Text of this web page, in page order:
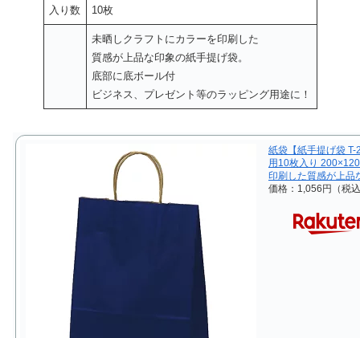
入り数 10枚
未晒しクラフトにカラーを印刷した
質感が上品な印象の紙手提げ袋。
底部に底ボール付
ビジネス、プレゼント等のラッピング用途に！
紙袋【紙手提げ袋
用10枚入り
印刷した質感が上品
価格：1,056円（税